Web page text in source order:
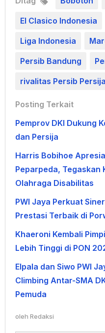
El Clasico Indonesia
Liga Indonesia
Persib Bandung
rivalitas Persib Persija
Posting Terkait
Pemprov DKI Dukung
dan Persija
Harris Bobihoe
Peparpeda, Tegaskan
Olahraga Disabilitas
PWI Jaya Perkuat
Prestasi Terbaik di
Khaeroni Kembali
Lebih Tinggi di PON
Elpala dan Siwo PWI
Climbing Antar-SMA
Pemuda
oleh Redaksi